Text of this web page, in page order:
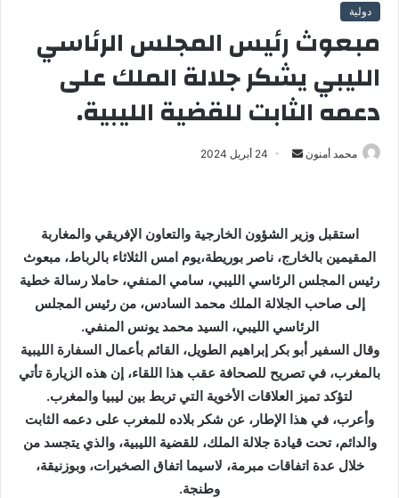
دولية
مبعوث رئيس المجلس الرئاسي
الليبي يشكر جلالة الملك على
دعمه الثابت للقضية الليبية.
محمد أمنون
ب
ر
ي
د
ا
ك
و
24 أبريل 2024
استقبل وزير الشؤون الخارجية والتعاون الإفريقي والمغاربة
المقيمين بالخارج، ناصر بوريطة،يوم امس الثلاثاء بالرباط، مبعوث
رئيس المجلس الرئاسي الليبي، سامي المنفي، حاملا رسالة خطية
إلى صاحب الجلالة الملك محمد السادس، من رئيس المجلس
الرئاسي الليبي، السيد محمد يونس المنفي.
وقال السفير أبو بكر إبراهيم الطويل، القائم بأعمال السفارة الليبية
بالمغرب، في تصريح للصحافة عقب هذا اللقاء، إن هذه الزيارة تأتي
لتؤكد تميز العلاقات الأخوية التي تربط بين ليبيا والمغرب.
وأعرب، في هذا الإطار، عن شكر بلاده للمغرب على دعمه الثابت
والدائم، تحت قيادة جلالة الملك، للقضية الليبية، والذي يتجسد من
خلال عدة اتفاقات مبرمة، لاسيما اتفاق الصخيرات، وبوزنيقة،
وطنجة.